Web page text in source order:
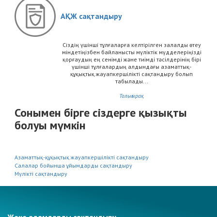
АҚЖ сақтандыру
Сіздің үшінші тұлғаларға келтірілген залалды өтеу
міндетіңізбен байланысты мүліктік мүдделеріңізді
қорғаудың ең сенімді және тиімді тәсілдерінің бірі
үшінші тұлғалардың алдындағы азаматтық-
құқықтық жауапкершілікті сақтандыру болып
табылады...
Толығырақ
Сонымен бірге сіздерге қызықты
болуы мүмкін
Азаматтық-құқықтық жауапкершілікті сақтандыру
Салалар бойынша ұйымдарды сақтандыру
Мүлікті сақтандыру